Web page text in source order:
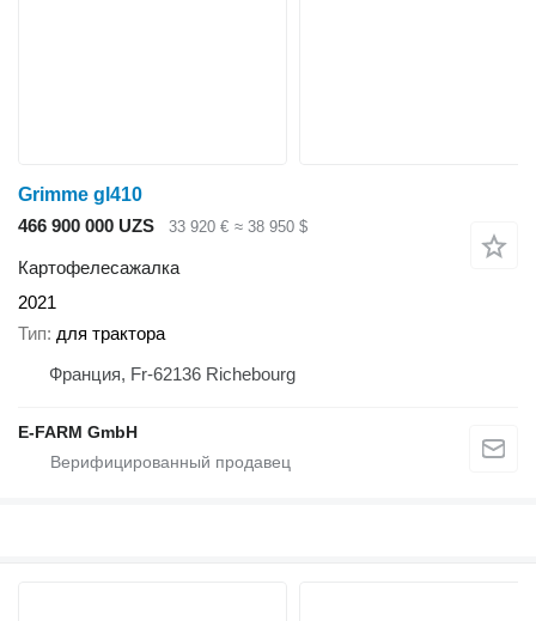
Grimme gl410
466 900 000 UZS
33 920 € ≈ 38 950 $
Картофелесажалка
2021
Тип для трактора
Франция, Fr-62136 Richebourg
E-FARM GmbH